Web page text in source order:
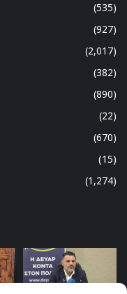
(535)
(927)
(2,017)
(382)
(890)
(22)
(670)
(15)
(1,274)